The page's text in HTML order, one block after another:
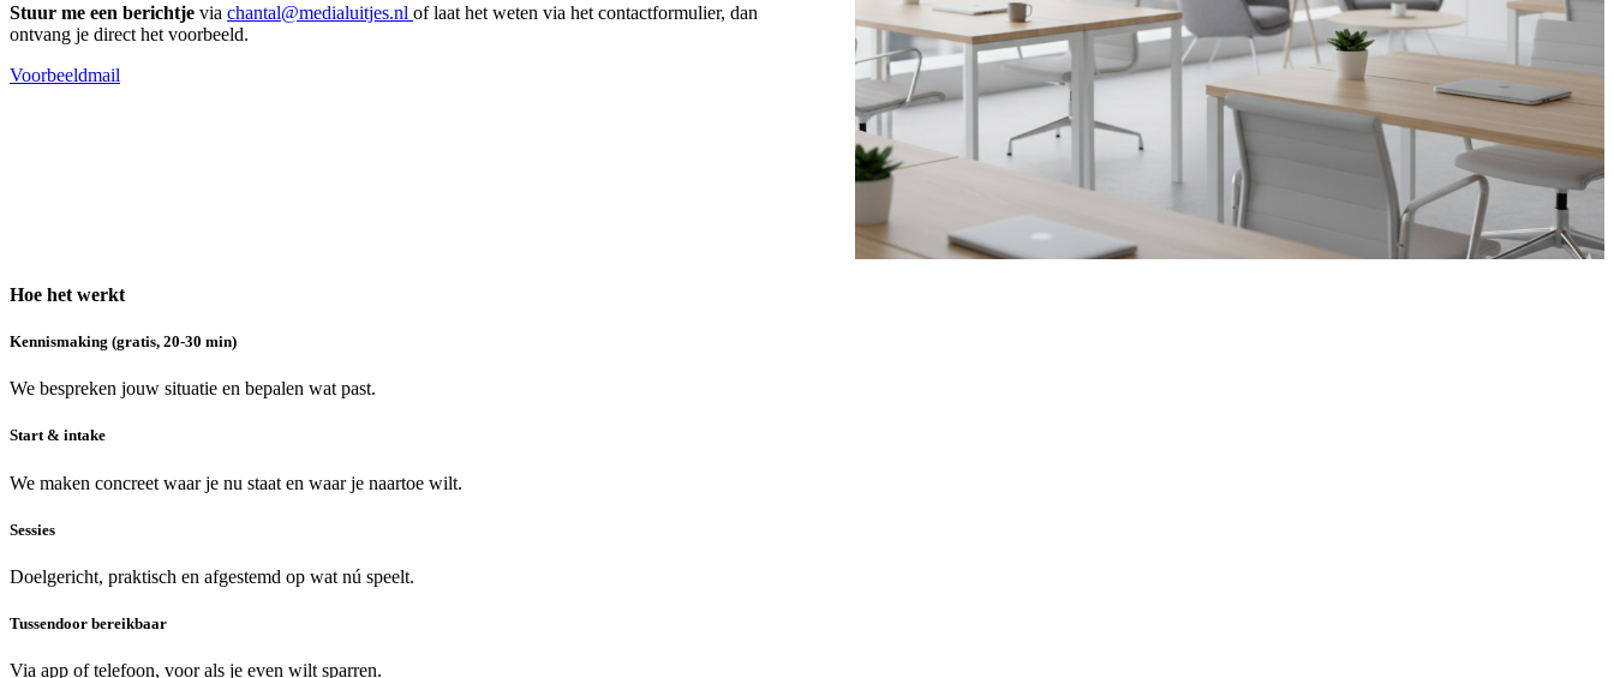
Stuur me een berichtje via chantal@medialuitjes.nl of laat het weten via het contactformulier, dan
ontvang je direct het voorbeeld.
Voorbeeldmail
Hoe het werkt
Kennismaking (gratis, 20-30 min)
We bespreken jouw situatie en bepalen wat past.
Start & intake
We maken concreet waar je nu staat en waar je naartoe wilt.
Sessies
Doelgericht, praktisch en afgestemd op wat nú speelt.
Tussendoor bereikbaar
Via app of telefoon, voor als je even wilt sparren.